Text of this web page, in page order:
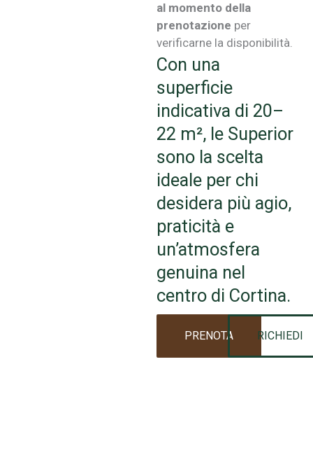
al momento della
prenotazione per
verificarne la disponibilità.
Con una
superficie
indicativa di 20–
22 m², le Superior
sono la scelta
ideale per chi
desidera più agio,
praticità e
un’atmosfera
genuina nel
centro di Cortina.
PRENOTA RICHIEDI